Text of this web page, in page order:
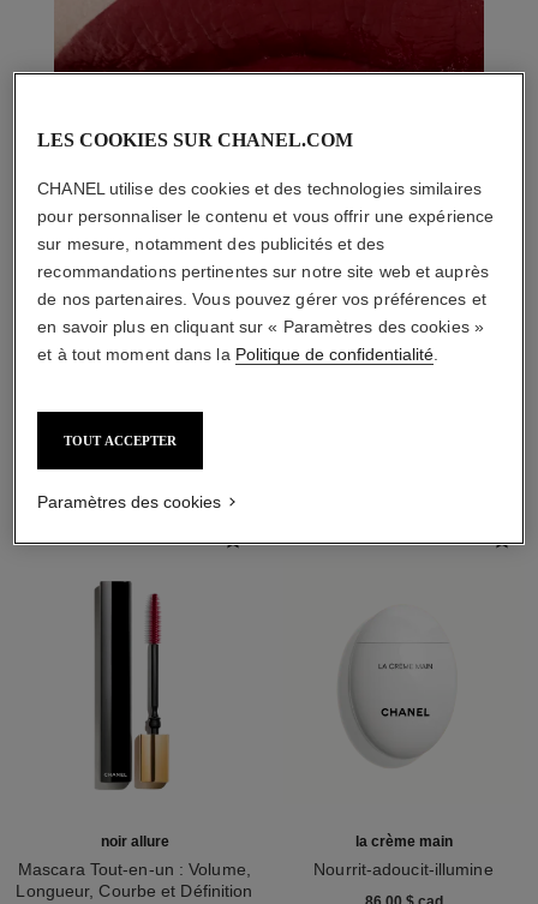
L'ACCORD PARFAIT
noir allure
Mascara Tout-en-un : Volume,
Longueur, Courbe et Définition
la crème main
Nourrit-adoucit-illumine
LES COOKIES SUR CHANEL.COM
CHANEL utilise des cookies et des technologies similaires
pour personnaliser le contenu et vous offrir une expérience
sur mesure, notamment des publicités et des
recommandations pertinentes sur notre site web et auprès
de nos partenaires. Vous pouvez gérer vos préférences et
en savoir plus en cliquant sur « Paramètres des cookies »
et à tout moment dans la Politique de confidentialité.
TOUT ACCEPTER
Paramètres des cookies